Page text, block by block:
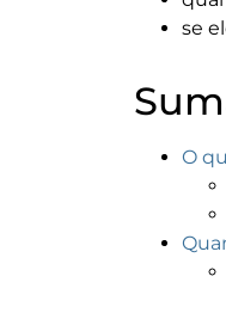
se
O